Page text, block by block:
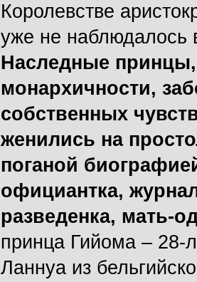
Королевстве
уже не наблюдалось
Наследные принцы,
монархичности,
собственных
женились на
поганой
официантка,
разведенка, мать-
принца Гийома – 28-
Ланнуа из